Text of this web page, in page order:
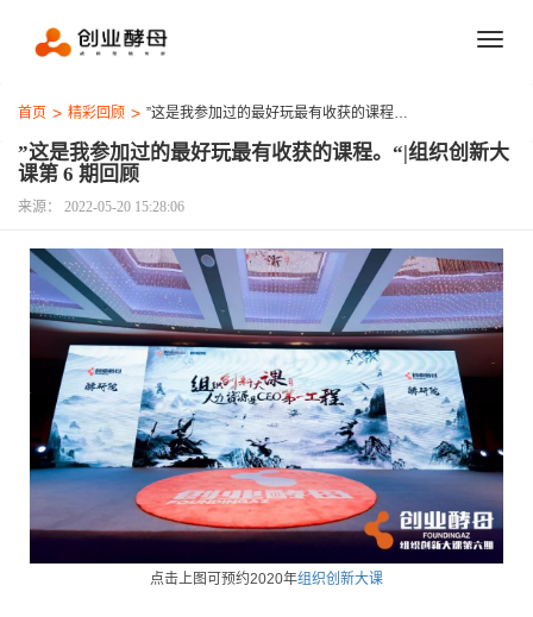
首页 精彩回顾
”这是我参加过的最好玩最有收获的课程。“|组织创新大
课第 6 期回顾
来源： 2022-05-20 15:28:06
点击上图可预约2020年组织创新大课